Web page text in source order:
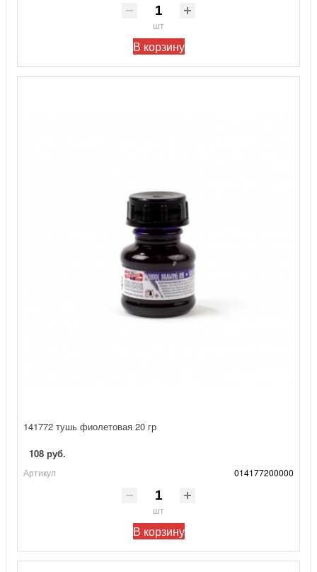
шт
В корзину
141772 тушь фиолетовая 20 гр
108 руб.
Артикул 014177200000
шт
В корзину